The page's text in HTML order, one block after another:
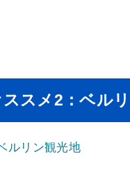
スメ2：ベル